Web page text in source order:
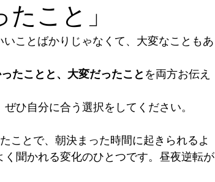
こと」
ことばかりじゃなくて、大変なこともあ
たことと、大変だったこと を両方お伝え
ひ自分に合う選択をしてください。
ことで、朝決まった時間に起きられるよ
聞かれる変化のひとつです。昼夜逆転が